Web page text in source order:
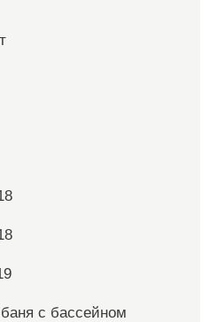
с бассейном